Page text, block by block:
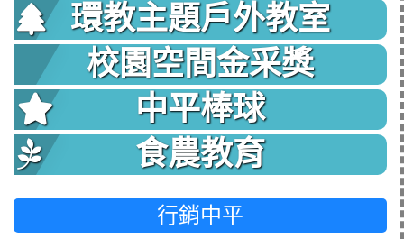
環教主題戶外教室
校園空間金采獎
中平棒球
食農教育
行銷中平